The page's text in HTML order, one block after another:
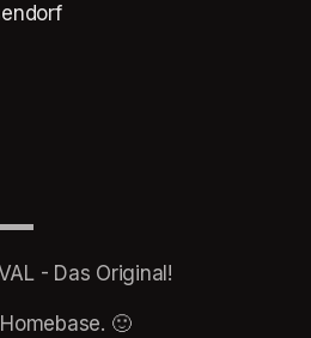
- Das Original!
🙂